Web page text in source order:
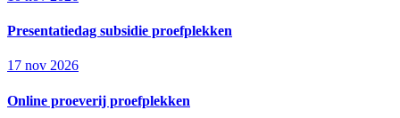
Presentatiedag subsidie proefplekken
17 nov 2026
Online proeverij proefplekken